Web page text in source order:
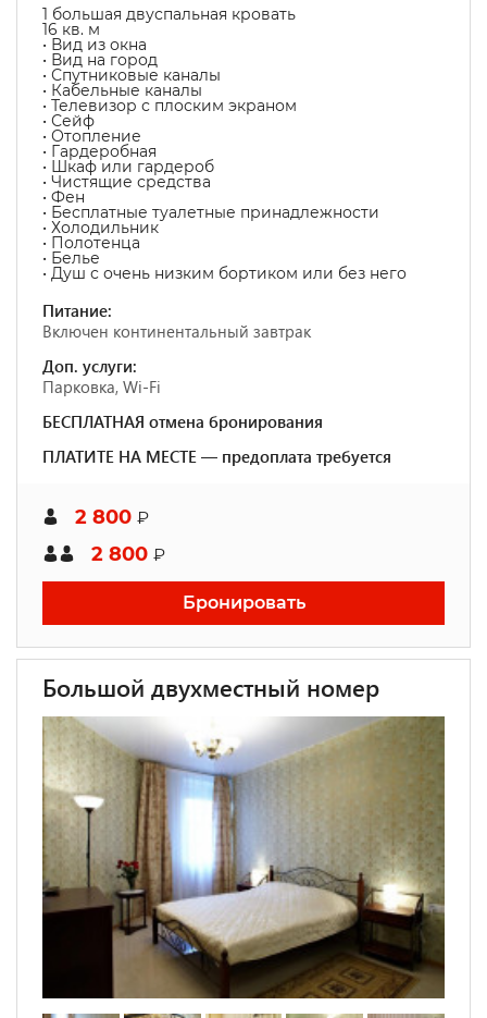
1 большая двуспальная кровать
16 кв. м
• Вид из окна
• Вид на город
• Спутниковые каналы
• Кабельные каналы
• Телевизор с плоским экраном
• Сейф
• Отопление
• Гардеробная
• Шкаф или гардероб
• Чистящие средства
• Фен
• Бесплатные туалетные принадлежности
• Холодильник
• Полотенца
• Белье
• Душ с очень низким бортиком или без него
Питание:
Включен континентальный завтрак
Доп. услуги:
Парковка, Wi-Fi
БЕСПЛАТНАЯ отмена бронирования
ПЛАТИТЕ НА МЕСТЕ — предоплата требуется
2 800 ₽
2 800 ₽
Бронировать
Большой двухместный номер